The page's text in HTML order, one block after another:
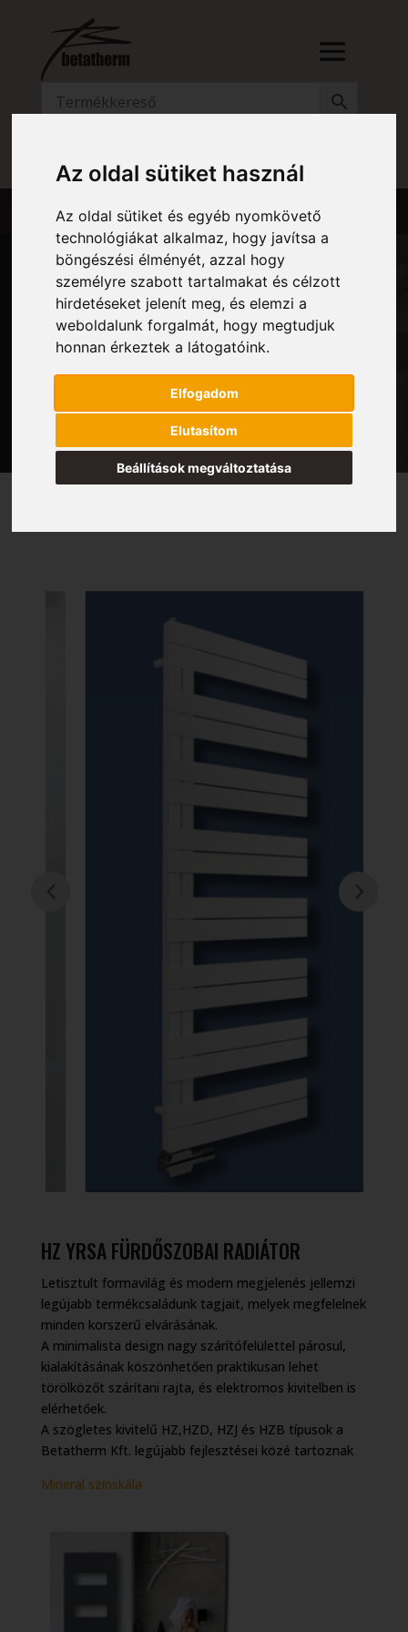
Az oldal sütiket használ
Az oldal sütiket és egyéb nyomkövető
technológiákat alkalmaz, hogy javítsa a
böngészési élményét, azzal hogy
személyre szabott tartalmakat és célzott
hirdetéseket jelenít meg, és elemzi a
weboldalunk forgalmát, hogy megtudjuk
honnan érkeztek a látogatóink.
Elfogadom
Elutasítom
Beállítások megváltoztatása
HZ YRSA FÜRDŐSZOBAI
RADIÁTOR
HZ YRSA FÜRDŐSZOBAI RADIÁTOR
Letisztult formavilág és modern megjelenés jellemzi
legújabb termékcsaládunk tagjait, melyek megfelelnek
minden korszerű elvárásának.
A minimalista design nagy szárítófelülettel párosul,
kialakításának köszönhetően praktikusan lehet
törölközőt szárítani rajta, és elektromos kivitelben is
elérhetőek.
A szögletes kivitelű HZ,HZD, HZJ és HZB típusok a
Betatherm Kft. legújabb fejlesztései közé tartoznak
Mineral színskála